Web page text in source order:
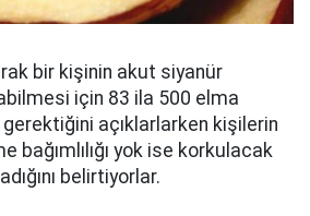
bir kişinin akut siyanür
için 83 ila 500 elma
açıklarlarken kişilerin
bağımlılığı yok ise korkulacak
belirtiyorlar.